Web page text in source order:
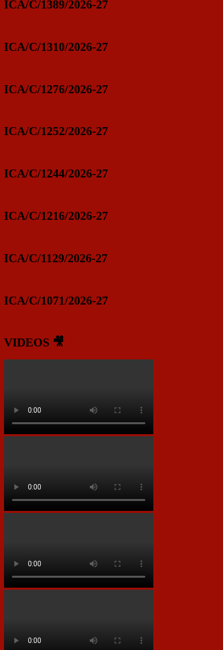
ICA/C/1389/2026-27
ICA/C/1310/2026-27
ICA/C/1276/2026-27
ICA/C/1252/2026-27
ICA/C/1244/2026-27
ICA/C/1216/2026-27
ICA/C/1129/2026-27
ICA/C/1071/2026-27
VIDEOS 🎥